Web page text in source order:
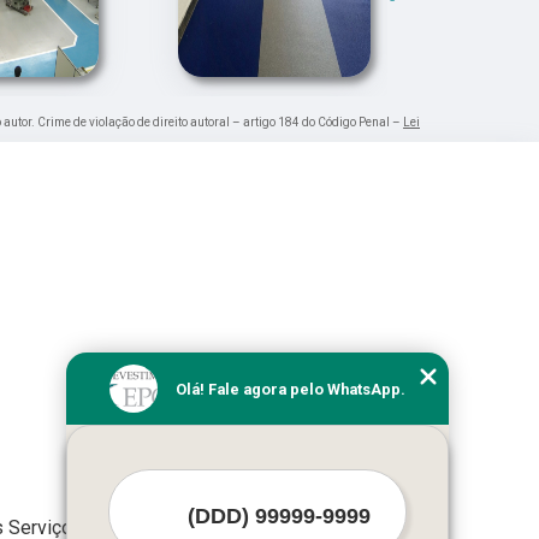
Crime de violação de direito autoral – artigo 184 do Código Penal – Lei
Olá! Fale agora pelo WhatsApp.